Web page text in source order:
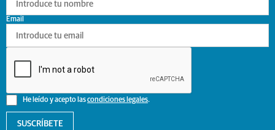
He leído y acepto lascondiciones legales.
Email
SUSCRÍBETE